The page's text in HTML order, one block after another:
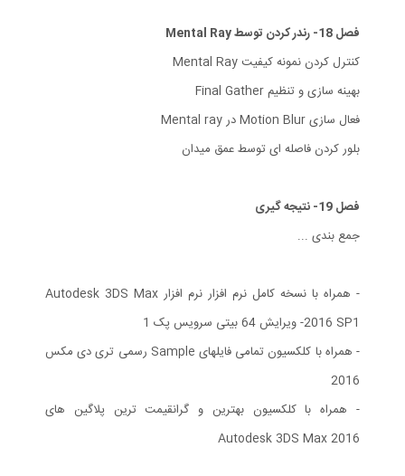
فصل 18- رندر کردن توسط Mental Ray
کنترل کردن نمونه کیفیت Mental Ray
بهینه سازی و تنظیم Final Gather
فعال سازی Motion Blur در Mental ray
بلور کردن فاصله ای توسط عمق میدان
فصل 19- نتیجه گیری
جمع بندی ...
- همراه با نسخه کامل نرم افزار نرم افزار Autodesk 3DS Max
2016 SP1- ویرایش 64 بیتی سرویس پک 1
- همراه با کلکسیون تمامی فایلهای Sample رسمی تری دی مکس
2016
- همراه با کلکسیون بهترین و گرانقیمت ترین پلاگین های
Autodesk 3DS Max 2016